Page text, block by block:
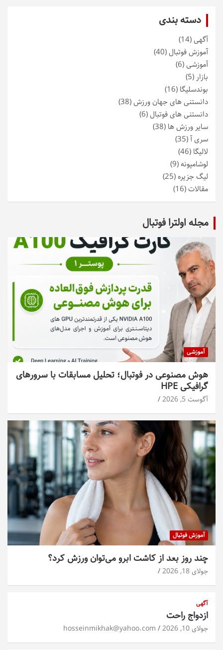
دسته بندی
آگهی(14)
آموزش فوتبال(40)
آموزشی(6)
بازار (5)
بوندسلیگا (16)
دانستنی های جهان ورزش(38)
دانستنی های فوتبال(6)
سایر ورزش ها (38)
سری آ(35)
لالیگا (46)
لوشامپونه(9)
لیگ جزیره(25)
مقالات(16)
مجله اولترا فوتبال
آموزشی
هوش مصنوعی در فوتبال؛ تحلیل مسابقات با سرورهای
گرافیکی HPE
آگوست 5, 2026
آموزش فوتبال
چند روز بعد از کاشت ابرو می‌توان ورزش کرد؟
جولای 18, 2026
آگهی
ازدواج راحت
جولای 10, 2026 hosseinmikhak@yahoo.com